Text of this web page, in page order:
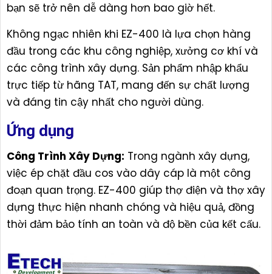
bạn sẽ trở nên dễ dàng hơn bao giờ hết.
Không ngạc nhiên khi EZ-400 là lựa chọn hàng
đầu trong các khu công nghiệp, xưởng cơ khí và
các công trình xây dựng. Sản phẩm nhập khẩu
trực tiếp từ hãng TAT, mang đến sự chất lượng
và đáng tin cậy nhất cho người dùng.
Ứng dụng
Công Trình Xây Dựng: Trong ngành xây dựng,
việc ép chặt đầu cos vào dây cáp là một công
đoạn quan trọng. EZ-400 giúp thợ điện và thợ xây
dựng thực hiện nhanh chóng và hiệu quả, đồng
thời đảm bảo tính an toàn và độ bền của kết cấu.